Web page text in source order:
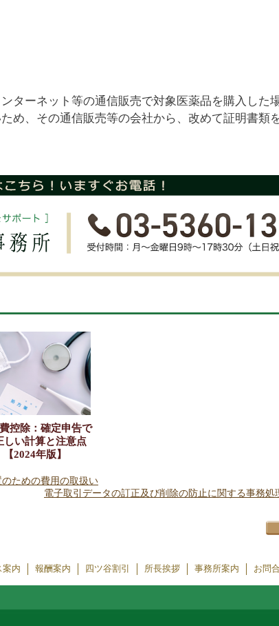
ターネット等の通信販売で対象医薬品を購入した
め、その通信販売等の会社から、改めて証明書類
控除：確定申告で
しい計算と注意点
【2024年版】
ための費用の取扱い
電子取引データの訂正及び削除の防止に関する事務処
案内 報酬案内 四ツ谷割引 所長挨拶 事務所案内 お問